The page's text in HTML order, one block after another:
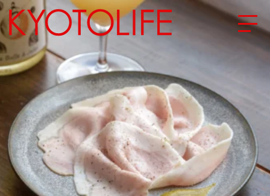
エリアから探す
地図から探す
カテゴリーから探す
SPECIAL